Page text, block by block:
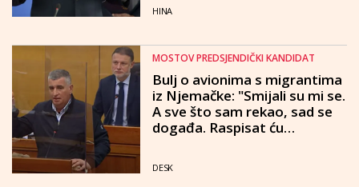
HINA
MOSTOV PREDSJENDIČKI KANDIDAT
Bulj o avionima s migrantima
iz Njemačke: "Smijali su mi se.
A sve što sam rekao, sad se
događa. Raspisat ću
DESK